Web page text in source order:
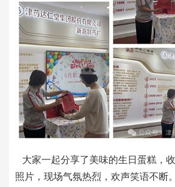
大家一起分享了美味的生日蛋糕，
照片，现场气氛热烈，欢声笑语不断